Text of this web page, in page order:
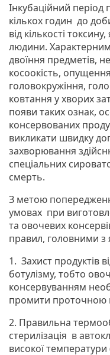
Інкубаційний період
кількох годин до
від кількості
людини.
двоїння предметів,
косоокість,
головокружіння,
ковтання у хворих
появи таких ознак,
консервованих
викликати швидку
захворювання
спеціальних
смерть.
З метою
умовах при
та овочевих
правил, головними з
1. Захист продуктів
ботулізму, тобто
консервуванням
промити проточною
2. Правильна
стерилізація в
високої температури